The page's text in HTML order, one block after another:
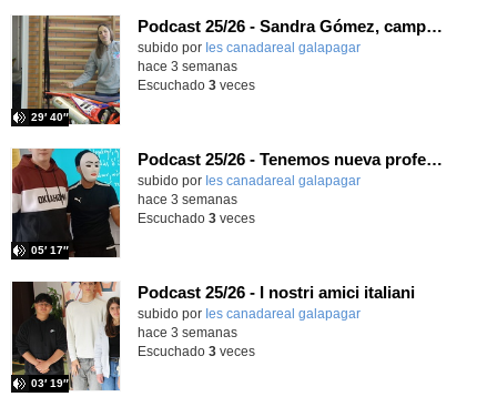
Podcast 25/26 - Sandra Gómez, campeona de Enduro
subido por Ies canadareal galapagar
29′ 40″
-
hace 3 semanas
Escuchado 3veces
Podcast 25/26 - Tenemos nueva profesora de Griego ¿Conoces a María Eugenia?
subido por Ies canadareal galapagar
05′ 17″
-
hace 3 semanas
Escuchado 3veces
Podcast 25/26 - I nostri amici italiani
subido por Ies canadareal galapagar
03′ 19″
-
hace 3 semanas
Escuchado 3veces